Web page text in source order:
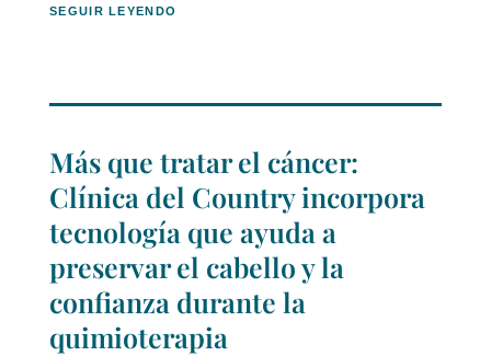
SEGUIR LEYENDO
Más que tratar el cáncer:
Clínica del Country incorpora
tecnología que ayuda a
preservar el cabello y la
confianza durante la
quimioterapia